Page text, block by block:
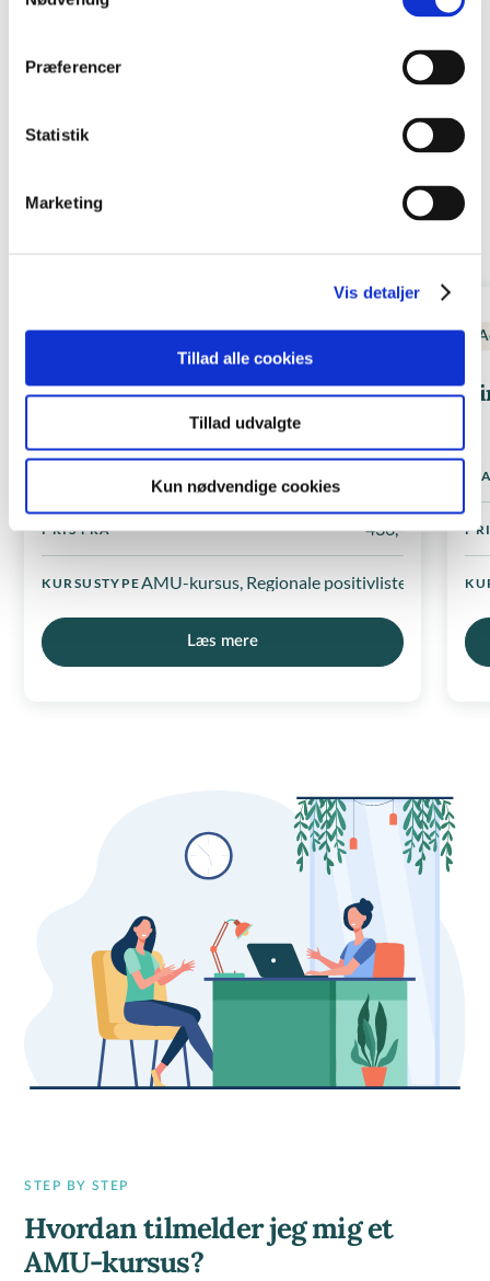
Præferencer
Statistik
Marketing
Vis detaljer
Tillad alle cookies
Tillad udvalgte
Kun nødvendige cookies
KURSER
Virksomhedens klimaregnskab
PRIS FRA 436,-
KURSUSTYPEAMU-kursus, Regionale positivlister
Læs mere
STEP BY STEP
Hvordan tilmelder jeg mig et
AMU-kursus?